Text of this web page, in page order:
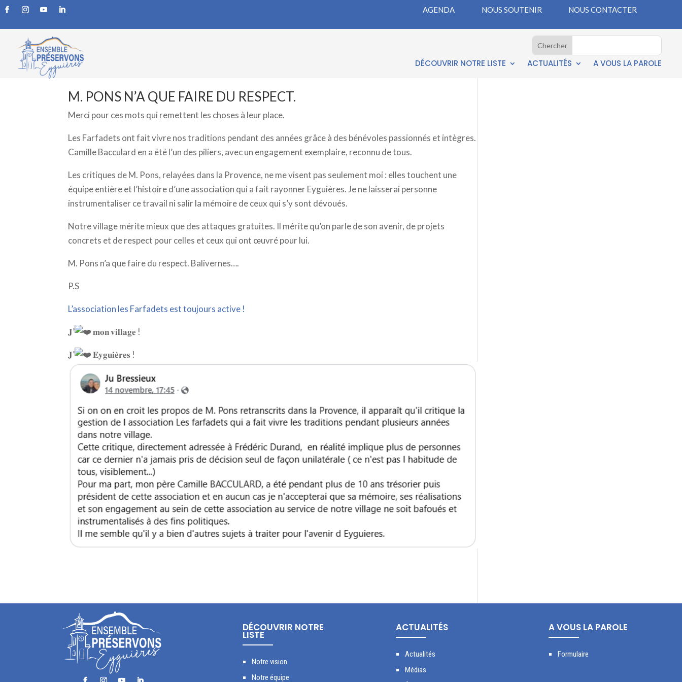
AGENDA NOUS SOUTENIR NOUS CONTACTER
DÉCOUVRIR NOTRE LISTE ACTUALITÉS A VOUS LA PAROLE
parFrédéric
M. PONS N’A QUE FAIRE DU RESPECT.
Merci pour ces mots qui remettent les choses à leur place.
Les Farfadets ont fait vivre nos traditions pendant des années grâce à des bénévoles passionnés et intègres.
Camille Bacculard en a été l’un des piliers, avec un engagement exemplaire, reconnu de tous.
Les critiques de M. Pons, relayées dans la Provence, ne me visent pas seulement moi : elles touchent une
équipe entière et l’histoire d’une association qui a fait rayonner Eyguières. Je ne laisserai personne
instrumentaliser ce travail ni salir la mémoire de ceux qui s’y sont dévoués.
Notre village mérite mieux que des attaques gratuites. Il mérite qu’on parle de son avenir, de projets
concrets et de respect pour celles et ceux qui ont œuvré pour lui.
M. Pons n’a que faire du respect. Balivernes….
P.S
L’association les Farfadets est toujours active !
𝐉’ 𝐦𝐨𝐧 𝐯𝐢𝐥𝐥𝐚𝐠𝐞 !
𝐉’ 𝐄𝐲𝐠𝐮𝐢𝐞̀𝐫𝐞𝐬 !
DÉCOUVRIR NOTRE
LISTE
Notre vision
Notre équipe
ACTUALITÉS
Actualités
Médias
A VOUS LA PAROLE
Formulaire